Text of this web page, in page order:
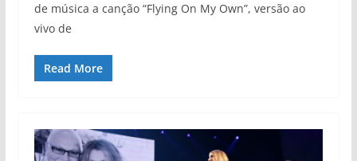
de música a canção “Flying On My Own”, versão ao
vivo de
Read More